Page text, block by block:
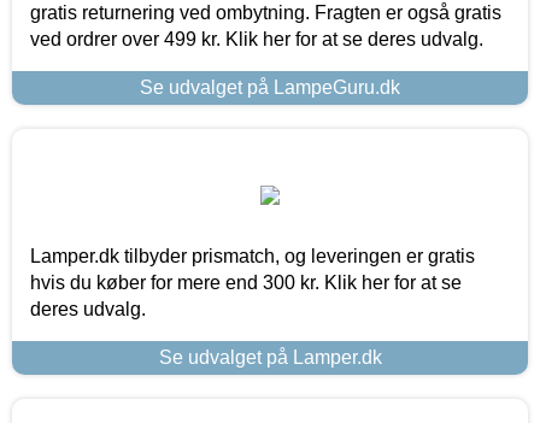
gratis returnering ved ombytning. Fragten er også gratis
ved ordrer over 499 kr. Klik her for at se deres udvalg.
Se udvalget på LampeGuru.dk
Lamper.dk tilbyder prismatch, og leveringen er gratis
hvis du køber for mere end 300 kr. Klik her for at se
deres udvalg.
Se udvalget på Lamper.dk